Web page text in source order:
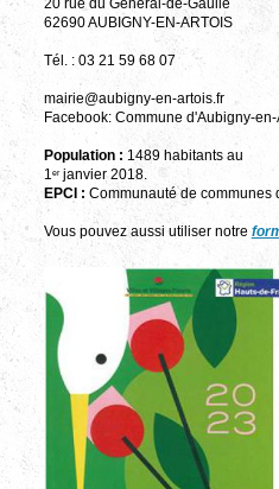
62690 AUBIGNY-EN-ARTOIS
Tél. : 03 21 59 68 07
mairie@aubigny-en-artois.fr
Facebook: Commune d'Aubigny-
Population : 1489 habitants au
1 erjanvier 2018.
EPCI : Communauté de communes
Vous pouvez aussi utiliser notre